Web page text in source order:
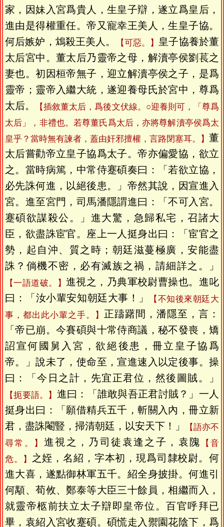
家，因妹入宮爲貴人，生皇子辯，遂立爲皇后，
進由是得權重任。帝又寵幸王美人，生皇子協。
何后嫉妒，鴆殺王美人。
【可惡。】皇子協養於董
太后宮中。董太后乃靈帝之母，解瀆亭侯劉萇之
妻也。初因桓帝無子，迎立解瀆亭侯之子，是爲
靈帝；靈帝入繼大統，遂迎養母氏於宮中，尊爲
太后。
【插敘董太后，爲後文伏線。○迎養則可，「尊爲
太后」，非禮也。若尊董氏爲太后，亦將尊解瀆亭侯爲太
皇乎？當時無有諫者，蓋由奸邪擅權，言路閉塞耳。】 董
太后嘗勸帝立皇子協爲太子。帝亦偏愛協，欲立
之。當時病篤，中常侍蹇碩奏曰：「若欲立協，
必先誅何進，以絕後患。」帝然其說，因宣進入
宮。進至宮門，司馬潘隱謂進曰：「不可入宮。
蹇碩欲謀殺公。」進大驚，急歸私宅，召諸大
臣，欲盡誅宦官。座上一人挺身出曰：「宦官之
勢，起自沖、質之時；朝廷滋蔓極廣，安能盡
誅？倘機不密，必有滅族之禍，請細詳之。」
【一語道破。】 進視之，乃典軍校尉曹操也。進叱
曰：「汝小輩安知朝廷大事！」
【不知後來朝廷大
事，都出此小輩之手。】 正躊躇間，潘隱至，言：
「帝已崩。今賽碩與十常侍商議，秘不發喪，矯
詔宣何國舅入宮，欲絕後患，冊立皇子協爲
帝。」說未了，使命至，宣進速入以定後事。操
曰：「今日之計，先宜正君位，然後圖賊。」
【扼要語。】 進曰：「誰敢與吾正君討賊？」一人
挺身出曰：「願借精兵五千，斬關入內，冊立新
君，盡誅閹豎，掃清朝廷，以安天下！」
【語亦不
尋常。】 進視之，乃司徒袁逢之子，袁隗
【音
危。】
之姪，名紹，字本初，現爲司隸校尉。何
進大喜，遂點御林軍五千。紹全身披掛。何進引
何顒、荀攸、鄭泰等大臣三十餘員，相繼而入，
就靈帝柩前扶立太子辯即皇帝位。百官呼拜已
畢，袁紹入宮收蹇碩。碩慌走入禦園花陰下，爲